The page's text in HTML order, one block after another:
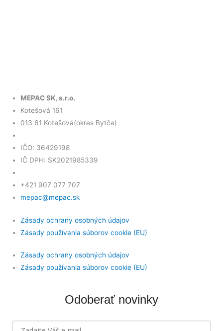
MEPAC SK, s.r.o.
Kotešová 161
013 61 Kotešová(okres Bytča)
IČO: 36429198
IČ DPH: SK2021985339
+421 907 077 707
mepac@mepac.sk
Zásady ochrany osobných údajov
Zásady používania súborov cookie (EU)
Zásady ochrany osobných údajov
Zásady používania súborov cookie (EU)
Odoberať novinky